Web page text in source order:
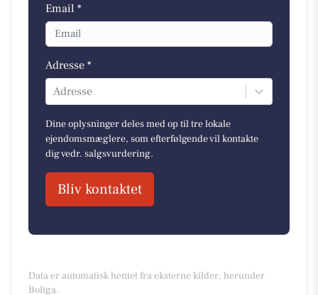
Email *
Adresse *
Adresse
Dine oplysninger deles med op til tre lokale
ejendomsmæglere, som efterfølgende vil kontakte
dig vedr. salgsvurdering.
Bliv kontaktet
Data er automatisk hentet fra eksterne kilder, herunder
Boliga.